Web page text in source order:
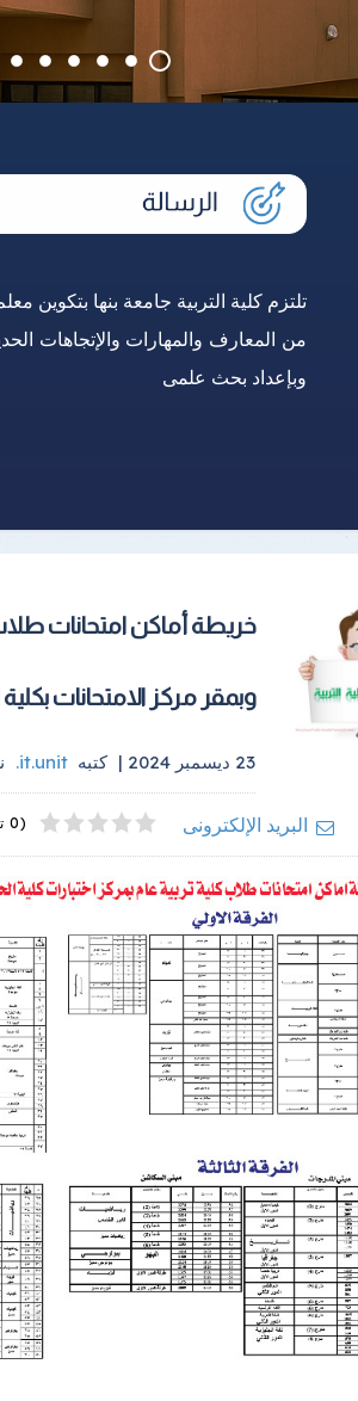
تلتزم كلية التربية جامعة بنها بتكوين
من المعارف والمهارات والإتجاهات
وبإعداد بحث علمى
خريطة أماكن امتحانات طلاب
وبمقر مركز الامتحانات بكلية
23 ديسمبر 2024 | كتبه it.unit
.
البريد الإلكترونى (0 تصويتات)